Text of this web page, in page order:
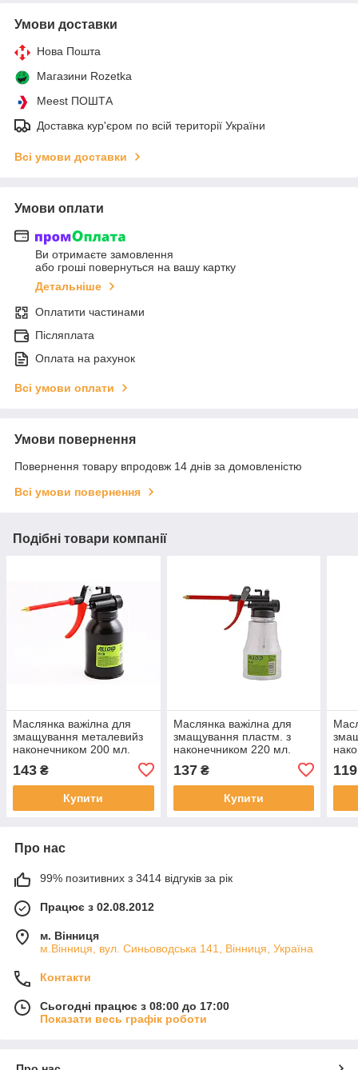
Умови доставки
Нова Пошта
Магазини Rozetka
Meest ПОШТА
Доставка кур'єром по всій території України
Всі умови доставки
Умови оплати
Ви отримаєте замовлення
або гроші повернуться на вашу картку
Детальніше
Оплатити частинами
Післяплата
Оплата на рахунок
Всі умови оплати
Умови повернення
Повернення товару впродовж 14 днів за домовленістю
Всі умови повернення
Подібні товари компанії
Маслянка важілна для
змащування металевийз
наконечником 200 мл.
143 ₴
Купити
Маслянка важілна для
змащування пластм. з
наконечником 220 мл.
137₴
Купити
119
Про нас
99% позитивних з 3414 відгуків за рік
Працює з 02.08.2012
м. Вінниця
м.Вінниця, вул. Синьоводська 141, Вінниця, Україна
Контакти
Сьогодні працює з 08:00 до 17:00
Показати весь графік роботи